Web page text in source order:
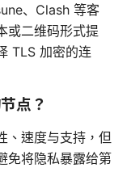
、Clash 等客
或二维码形式提
TLS 加密的连
点？
、速度与支持，但
免将隐私暴露给第